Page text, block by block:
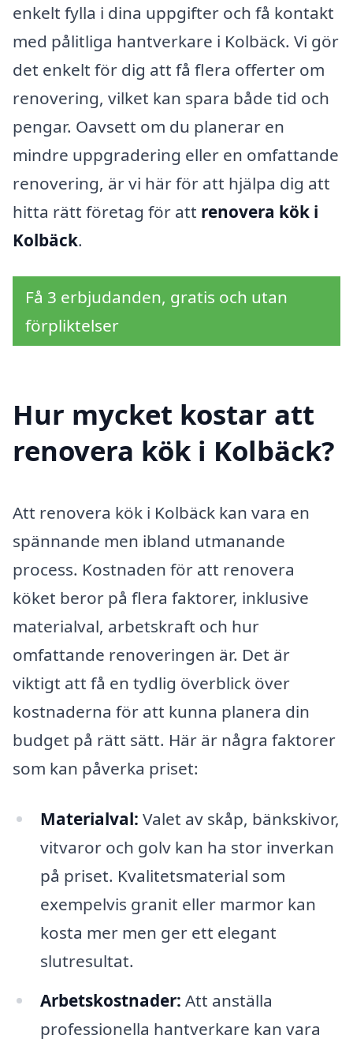
enkelt fylla i dina uppgifter och få kontakt
med pålitliga hantverkare i Kolbäck. Vi gör
det enkelt för dig att få flera offerter om
renovering, vilket kan spara både tid och
pengar. Oavsett om du planerar en
mindre uppgradering eller en omfattande
renovering, är vi här för att hjälpa dig att
hitta rätt företag för att renovera kök i
Kolbäck.
Få 3 erbjudanden, gratis och utan
förpliktelser
Hur mycket kostar att
renovera kök i Kolbäck?
Att renovera kök i Kolbäck kan vara en
spännande men ibland utmanande
process. Kostnaden för att renovera
köket beror på flera faktorer, inklusive
materialval, arbetskraft och hur
omfattande renoveringen är. Det är
viktigt att få en tydlig överblick över
kostnaderna för att kunna planera din
budget på rätt sätt. Här är några faktorer
som kan påverka priset:
Materialval: Valet av skåp, bänkskivor,
vitvaror och golv kan ha stor inverkan
på priset. Kvalitetsmaterial som
exempelvis granit eller marmor kan
kosta mer men ger ett elegant
slutresultat.
Arbetskostnader: Att anställa
professionella hantverkare kan vara